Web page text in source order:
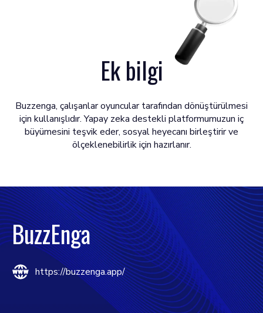
Ek bilgi
Buzzenga, çalışanlar oyuncular tarafından dönüştürülmesi
için kullanışlıdır. Yapay zeka destekli platformumuzun iç
büyümesini teşvik eder, sosyal heyecanı birleştirir ve
ölçeklenebilirlik için hazırlanır.
BuzzEnga
https://buzzenga.app/